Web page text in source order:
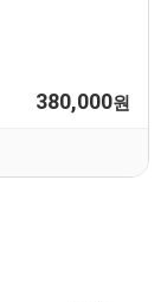
380,000원